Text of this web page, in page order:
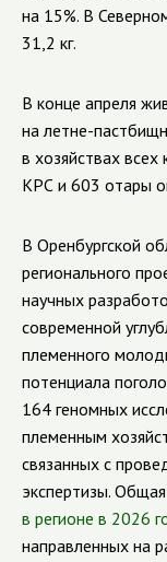
на 15%. В
31,2 кг.
В конце апреля
на летне-
в хозяйствах
КРС и 603 отары
В Оренбургской
регионального
научных
современной
племенного
потенциала
164 геномных
племенным
связанных с
экспертизы.
в регионе в 2026
направленных на